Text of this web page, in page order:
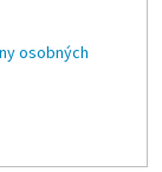
osobných